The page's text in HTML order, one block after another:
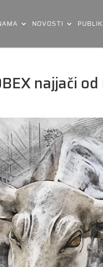
NOVOSTI
najjači